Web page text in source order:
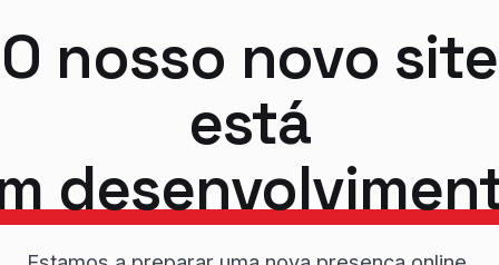
O nosso novo site
está